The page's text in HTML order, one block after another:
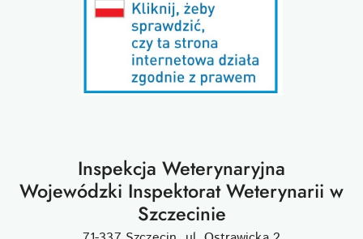
Inspekcja Weterynaryjna
Wojewódzki Inspektorat Weterynarii w
Szczecinie